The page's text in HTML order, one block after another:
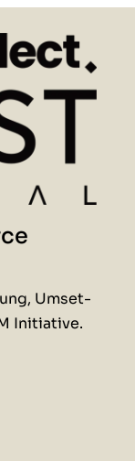
Umset­
Initiative.